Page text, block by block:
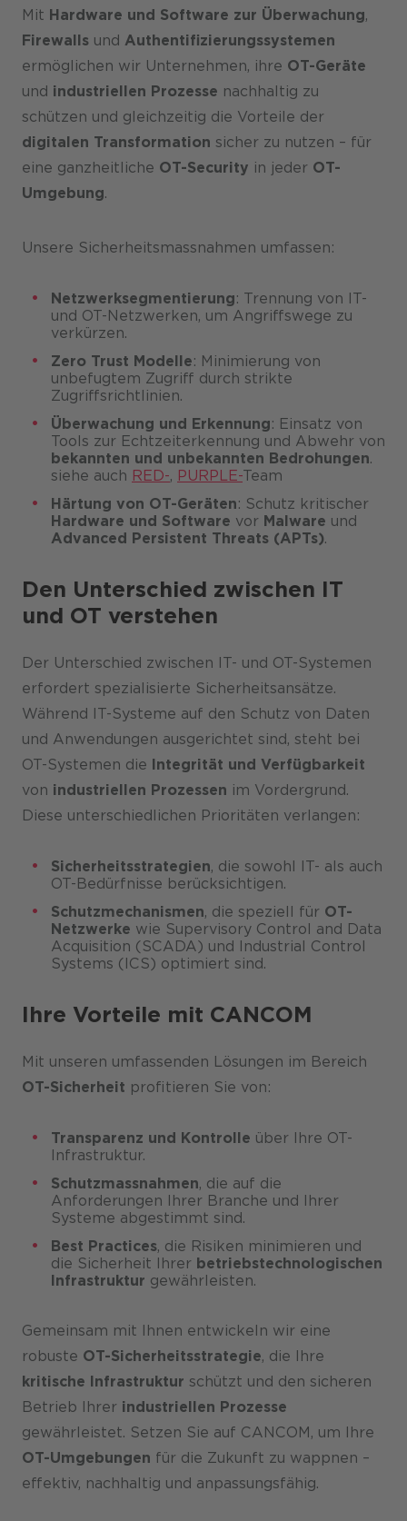
Mit Hardware und Software zur Überwachung,
Firewalls und Authentifizierungssystemen
ermöglichen wir Unternehmen, ihre OT-Geräte
und industriellen Prozesse nachhaltig zu
schützen und gleichzeitig die Vorteile der
digitalen Transformation sicher zu nutzen – für
eine ganzheitliche OT-Security in jeder OT-
Umgebung.
Unsere Sicherheitsmassnahmen umfassen:
Netzwerksegmentierung: Trennung von IT-
und OT-Netzwerken, um Angriffswege zu
verkürzen.
Zero Trust Modelle: Minimierung von
unbefugtem Zugriff durch strikte
Zugriffsrichtlinien.
Überwachung und Erkennung: Einsatz von
Tools zur Echtzeiterkennung und Abwehr von
bekannten und unbekannten Bedrohungen.
siehe auch RED-, PURPLE-Team
Härtung von OT-Geräten: Schutz kritischer
Hardware und Software vor Malware und
Advanced Persistent Threats (APTs).
Den Unterschied zwischen IT
und OT verstehen
Der Unterschied zwischen IT- und OT-Systemen
erfordert spezialisierte Sicherheitsansätze.
Während IT-Systeme auf den Schutz von Daten
und Anwendungen ausgerichtet sind, steht bei
OT-Systemen die Integrität und Verfügbarkeit
von industriellen Prozessen im Vordergrund.
Diese unterschiedlichen Prioritäten verlangen:
Sicherheitsstrategien, die sowohl IT- als auch
OT-Bedürfnisse berücksichtigen.
Schutzmechanismen, die speziell für OT-
Netzwerke wie Supervisory Control and Data
Acquisition (SCADA) und Industrial Control
Systems (ICS) optimiert sind.
Ihre Vorteile mit CANCOM
Mit unseren umfassenden Lösungen im Bereich
OT-Sicherheit profitieren Sie von:
Transparenz und Kontrolle über Ihre OT-
Infrastruktur.
Schutzmassnahmen, die auf die
Anforderungen Ihrer Branche und Ihrer
Systeme abgestimmt sind.
Best Practices, die Risiken minimieren und
die Sicherheit Ihrer betriebstechnologischen
Infrastruktur gewährleisten.
Gemeinsam mit Ihnen entwickeln wir eine
robuste OT-Sicherheitsstrategie, die Ihre
kritische Infrastruktur schützt und den sicheren
Betrieb Ihrer industriellen Prozesse
gewährleistet. Setzen Sie auf CANCOM, um Ihre
OT-Umgebungen für die Zukunft zu wappnen –
effektiv, nachhaltig und anpassungsfähig.